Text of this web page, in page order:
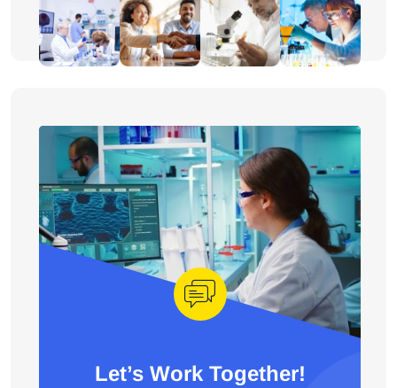
Let’s Work Together!